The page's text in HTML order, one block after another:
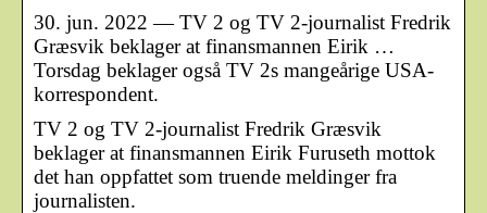
30. jun. 2022 — TV 2 og TV 2-journalist Fredrik
Græsvik beklager at finansmannen Eirik …
Torsdag beklager også TV 2s mangeårige USA-
korrespondent.
TV 2 og TV 2-journalist Fredrik Græsvik
beklager at finansmannen Eirik Furuseth mottok
det han oppfattet som truende meldinger fra
journalisten.